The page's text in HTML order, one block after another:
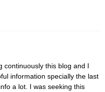
continuously this blog and I
information specially the last
a lot. I was seeking this